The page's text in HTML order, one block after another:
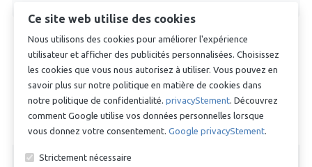
Raccord Camlock - Type A -
Adaptateur vers NPT Filetage
femelle
2-3 jours
Ce site web utilise des cookies
Nous utilisons des cookies pour améliorer l'expérience
utilisateur et afficher des publicités personnalisées. Choisissez
les cookies que vous nous autorisez à utiliser. Vous pouvez en
savoir plus sur notre politique en matière de cookies dans
notre politique de confidentialité. privacyStement. Découvrez
comment Google utilise vos données personnelles lorsque
vous donnez votre consentement. Google privacyStement.
Strictement nécessaire